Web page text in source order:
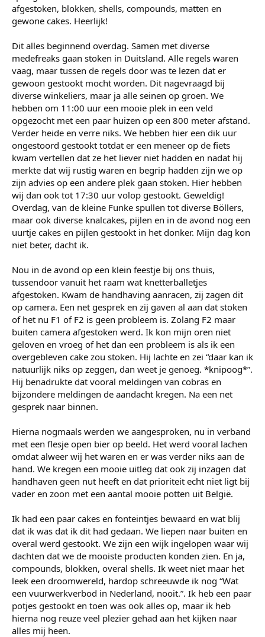
afgestoken, blokken, shells, compounds, matten en
gewone cakes. Heerlijk!
Dit alles beginnend overdag. Samen met diverse
medefreaks gaan stoken in Duitsland. Alle regels waren
vaag, maar tussen de regels door was te lezen dat er
gewoon gestookt mocht worden. Dit nagevraagd bij
diverse winkeliers, maar ja alle seinen op groen. We
hebben om 11:00 uur een mooie plek in een veld
opgezocht met een paar huizen op een 800 meter afstand.
Verder heide en verre niks. We hebben hier een dik uur
ongestoord gestookt totdat er een meneer op de fiets
kwam vertellen dat ze het liever niet hadden en nadat hij
merkte dat wij rustig waren en begrip hadden zijn we op
zijn advies op een andere plek gaan stoken. Hier hebben
wij dan ook tot 17:30 uur volop gestookt. Geweldig!
Overdag, van de kleine Funke spullen tot diverse Böllers,
maar ook diverse knalcakes, pijlen en in de avond nog een
uurtje cakes en pijlen gestookt in het donker. Mijn dag kon
niet beter, dacht ik.
Nou in de avond op een klein feestje bij ons thuis,
tussendoor vanuit het raam wat knetterballetjes
afgestoken. Kwam de handhaving aanracen, zij zagen dit
op camera. Een net gesprek en zij gaven al aan dat stoken
of het nu F1 of F2 is geen probleem is. Zolang F2 maar
buiten camera afgestoken werd. Ik kon mijn oren niet
geloven en vroeg of het dan een probleem is als ik een
overgebleven cake zou stoken. Hij lachte en zei “daar kan ik
natuurlijk niks op zeggen, dan weet je genoeg. *knipoog*”.
Hij benadrukte dat vooral meldingen van cobras en
bijzondere meldingen de aandacht kregen. Na een net
gesprek naar binnen.
Hierna nogmaals werden we aangesproken, nu in verband
met een flesje open bier op beeld. Het werd vooral lachen
omdat alweer wij het waren en er was verder niks aan de
hand. We kregen een mooie uitleg dat ook zij inzagen dat
handhaven geen nut heeft en dat prioriteit echt niet ligt bij
vader en zoon met een aantal mooie potten uit België.
Ik had een paar cakes en fonteintjes bewaard en wat blij
dat ik was dat ik dit had gedaan. We liepen naar buiten en
overal werd gestookt. We zijn een wijk ingelopen waar wij
dachten dat we de mooiste producten konden zien. En ja,
compounds, blokken, overal shells. Ik weet niet maar het
leek een droomwereld, hardop schreeuwde ik nog “Wat
een vuurwerkverbod in Nederland, nooit.”. Ik heb een paar
potjes gestookt en toen was ook alles op, maar ik heb
hierna nog reuze veel plezier gehad aan het kijken naar
alles mij heen.